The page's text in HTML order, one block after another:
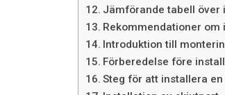
Jämförande tabell
Rekommendationer
Introduktion till
Förberedelse före
Steg för att installera